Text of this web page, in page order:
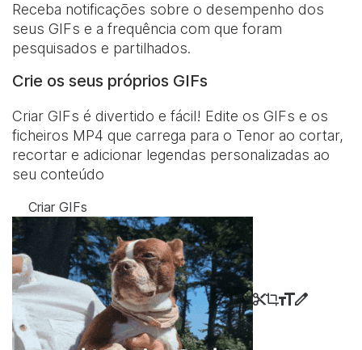
Receba notificações sobre o desempenho dos
seus GIFs e a frequência com que foram
pesquisados e partilhados.
Crie os seus próprios GIFs
Criar GIFs é divertido e fácil! Edite os GIFs e os
ficheiros MP4 que carrega para o Tenor ao cortar,
recortar e adicionar legendas personalizadas ao
seu conteúdo
Criar GIFs